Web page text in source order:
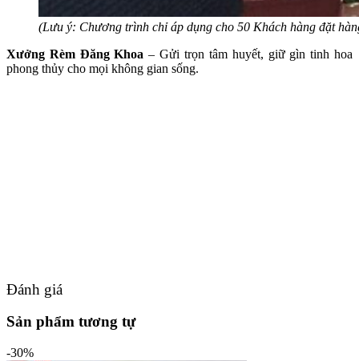
(Lưu ý: Chương trình chỉ áp dụng cho 50 Khách hàng đặt
Xưởng Rèm Đăng Khoa – Gửi trọn tâm huyết, giữ gìn tinh hoa
phong thủy cho mọi không gian sống.
Đánh giá
Sản phẩm tương tự
-30%